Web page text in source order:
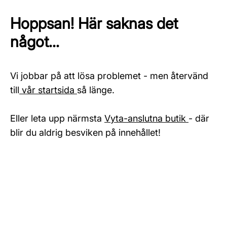
Hoppsan! Här saknas det
något...
Vi jobbar på att lösa problemet - men återvänd
till vår startsida så länge.
Eller leta upp närmsta Vyta-anslutna butik - där
blir du aldrig besviken på innehållet!